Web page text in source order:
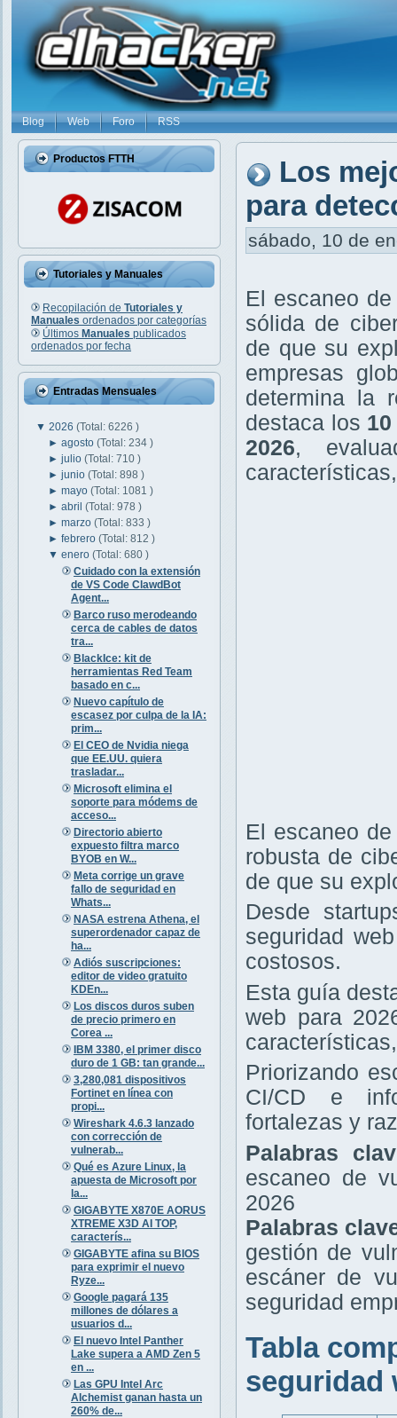
Blog Web Foro RSS
Productos FTTH
Tutoriales y Manuales
Recopilación de Tutoriales y
Manuales ordenados por categorías
Últimos Manuales publicados
ordenados por fecha
Entradas Mensuales
▼ 2026 (Total: 6226 )
►agosto(Total: 234 )
►julio(Total: 710 )
►junio(Total: 898 )
►mayo(Total: 1081 )
►abril(Total: 978 )
►marzo(Total: 833 )
►febrero(Total: 812 )
▼enero(Total: 680 )
Cuidado con la extensión
de VS Code ClawdBot
Agent...
Barco ruso merodeando
cerca de cables de datos
tra...
BlackIce: kit de
herramientas Red Team
basado en c...
Nuevo capítulo de
escasez por culpa de la IA:
prim...
El CEO de Nvidia niega
que EE.UU. quiera
trasladar...
Microsoft elimina el
soporte para módems de
acceso...
Directorio abierto
expuesto filtra marco
BYOB en W...
Meta corrige un grave
fallo de seguridad en
Whats...
NASA estrena Athena, el
superordenador capaz de
ha...
Adiós suscripciones:
editor de video gratuito
KDEn...
Los discos duros suben
de precio primero en
Corea ...
IBM 3380, el primer disco
duro de 1 GB: tan grande...
3,280,081 dispositivos
Fortinet en línea con
propi...
Wireshark 4.6.3 lanzado
con corrección de
vulnerab...
Qué es Azure Linux, la
apuesta de Microsoft por
la...
GIGABYTE X870E AORUS
XTREME X3D AI TOP,
caracterís...
GIGABYTE afina su BIOS
para exprimir el nuevo
Ryze...
Google pagará 135
millones de dólares a
usuarios d...
El nuevo Intel Panther
Lake supera a AMD Zen 5
en ...
Las GPU Intel Arc
Alchemist ganan hasta un
260% de...
Los
para
sábado, 10 de
El escaneo
sólida de
de que su
empresas
determina la
destaca los
2026,
El escaneo
robusta de
de que su
Desde
seguridad
costosos.
Esta guía
web para
Priorizando
CI/CD e
fortalezas y
Palabras
escaneo de
2026
Palabras
gestión de
escáner de
seguridad
Tabla
seguridad